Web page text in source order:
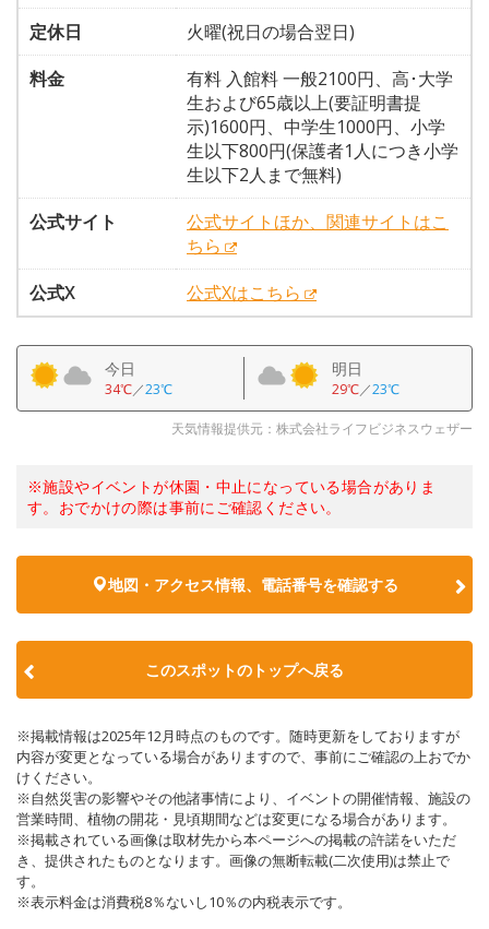
定休日
火曜(祝日の場合翌日)
料金
有料 入館料 一般2100円、高･大学
生および65歳以上(要証明書提
示)1600円、中学生1000円、小学
生以下800円(保護者1人につき小学
生以下2人まで無料)
公式サイト
公式サイトほか、関連サイトはこ
ちら
公式X
公式Xはこちら
今日
34℃／23℃
明日
29℃／23℃
天気情報提供元：株式会社ライフビジネスウェザー
※施設やイベントが休園・中止になっている場合がありま
す。おでかけの際は事前にご確認ください。
地図・アクセス情報、電話番号を確認する
このスポットのトップへ戻る
※掲載情報は2025年12月時点のものです。随時更新をしておりますが
内容が変更となっている場合がありますので、事前にご確認の上おでか
けください。
※自然災害の影響やその他諸事情により、イベントの開催情報、施設の
営業時間、植物の開花・見頃期間などは変更になる場合があります。
※掲載されている画像は取材先から本ページへの掲載の許諾をいただ
き、提供されたものとなります。画像の無断転載(二次使用)は禁止で
す。
※表示料金は消費税8％ないし10％の内税表示です。